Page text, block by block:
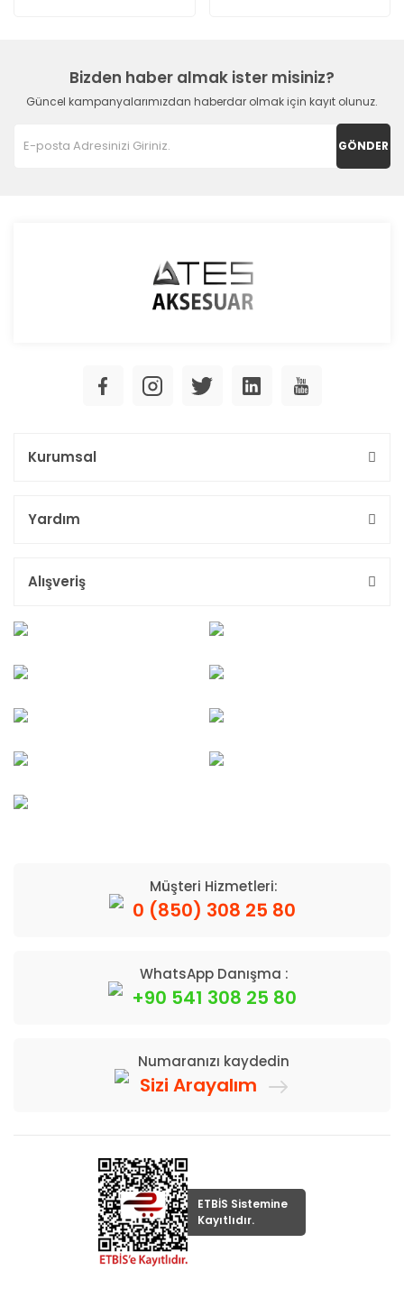
Bizden haber almak ister misiniz?
Güncel kampanyalarımızdan haberdar olmak için kayıt olunuz.
GÖNDER
Kurumsal
Yardım
Alışveriş
Müşteri Hizmetleri:
0 (850) 308 25 80
WhatsApp Danışma :
+90 541 308 25 80
Numaranızı kaydedin
Sizi Arayalım
ETBİS Sistemine
Kayıtlıdır.